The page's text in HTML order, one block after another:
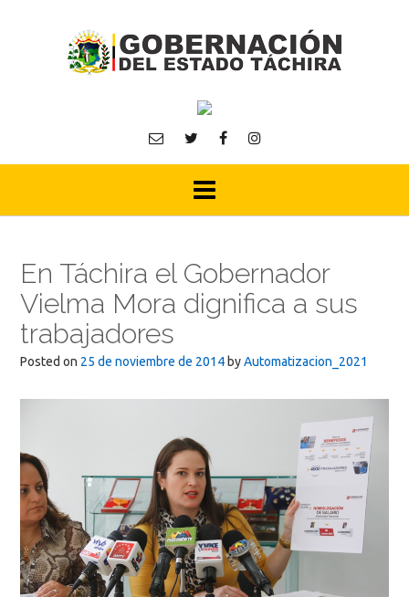
En Táchira el Gobernador
Vielma Mora dignifica a sus
trabajadores
Posted on 25 de noviembre de 2014 byAutomatizacion_2021